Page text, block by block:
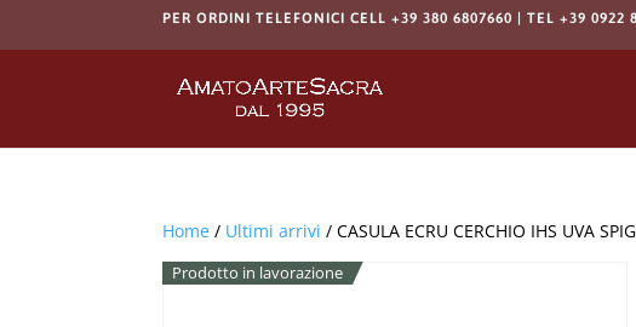
PER ORDINI TELEFONICI CELL +39 380 6807660 | TEL +39 0922
Home / Ultimi arrivi / CASULA ECRU CERCHIO IHS UVA
Prodotto in lavorazione